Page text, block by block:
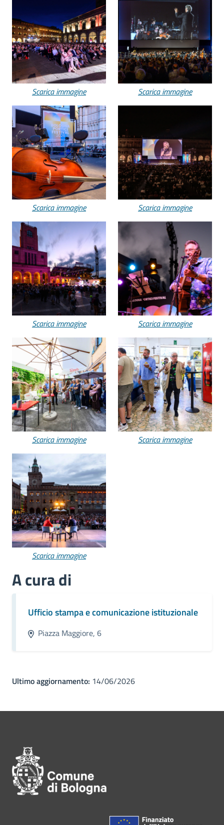
Scarica immagine Scarica immagine
Scarica immagine Scarica immagine
Scarica immagine Scarica immagine
Scarica immagine Scarica immagine
Scarica immagine
A cura di
Ufficio stampa e comunicazione istituzionale
Piazza Maggiore, 6
Ultimo aggiornamento: 14/06/2026